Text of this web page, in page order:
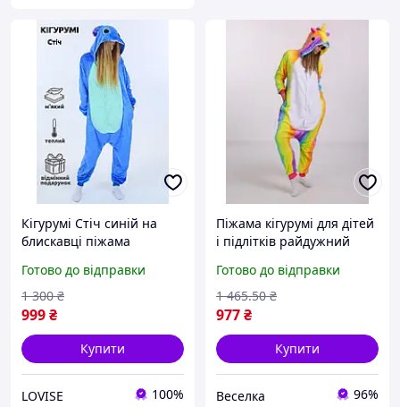
Кігурумі Стіч синій на
блискавці піжама
підлітків м/ф Ліло і Стіч
Готово до відправки
999₴
1 300 ₴
Купити
LOVISE 100%
Піжама кігурумі для дітей
і підлітків райдужний
одяг 140-150 см унісекс
FLAME
Готово до відправки
977₴
1 465.50 ₴
Купити
Веселка 96%